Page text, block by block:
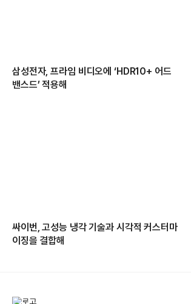
삼성전자, 프라임 비디오에 ‘HDR10+ 어드
밴스드’ 적용해
싸이번, 고성능 냉각 기술과 시각적 커스터마
이징을 결합해